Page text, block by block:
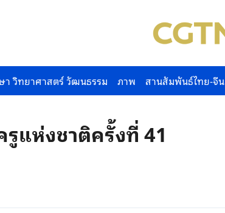
า วิทยาศาสตร์ วัฒนธรรม ภาพ สานสัมพันธ์ไทย-จีน
แห่งชาติครั้งที่ 41